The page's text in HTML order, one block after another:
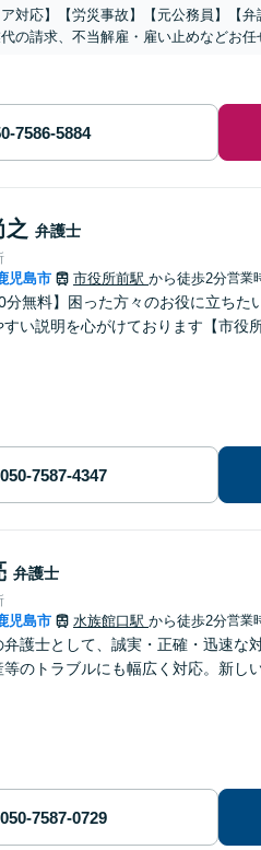
ア対応】【労災事故】【元公務員】【
の請求、不当解雇・雇い止めなどお
之 弁護士
児島市 市役所前駅 から徒歩2分営業
分無料】困った方々のお役に立ち
い説明を心がけております【市役
弁護士
児島市 水族館口駅 から徒歩2分営業
護士として、誠実・正確・迅速な
のトラブルにも幅広く対応。新し